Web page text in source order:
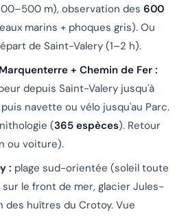
m), observation des 600
marins + phoques gris). Ou
de Saint-Valery (1–2 h).
+ Chemin de Fer :
depuis Saint-Valery jusqu'à
navette ou vélo jusqu'au Parc.
(365 espèces). Retour
ou voiture).
: plage sud-orientée (soleil toute
sur le front de mer, glacier Jules-
des huîtres du Crotoy. Vue